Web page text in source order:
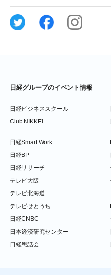
日経グループのイベント情報
日経ビジネススクール
Club NIKKEI
日経Smart Work
日経BP
日経リサーチ
テレビ大阪
テレビ北海道
テレビせとうち
日経CNBC
日本経済研究センター
日経懇話会